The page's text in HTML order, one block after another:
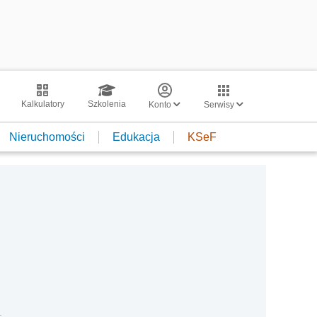
Kalkulatory Szkolenia Konto Serwisy
Nieruchomości Edukacja KSeF